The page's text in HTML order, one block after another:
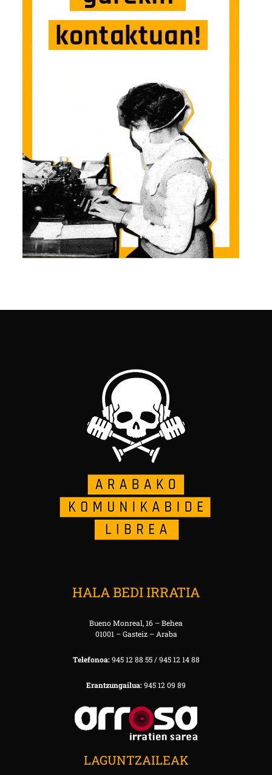
HALA BEDI IRRATIA
Bueno Monreal, 16 – Behea
01001 – Gasteiz – Araba
Telefonoa:945 12 88 55 / 945 12 14 88
Erantzungailua:945 12 09 89
LAGUNTZAILEAK